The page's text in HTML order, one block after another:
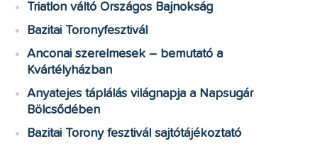
Triatlon váltó Országos Bajnokság
Bazitai Toronyfesztivál
Anconai szerelmesek – bemutató a
Kvártélyházban
Anyatejes táplálás világnapja a Napsugár
Bölcsődében
Bazitai Torony fesztivál sajtótájékoztató